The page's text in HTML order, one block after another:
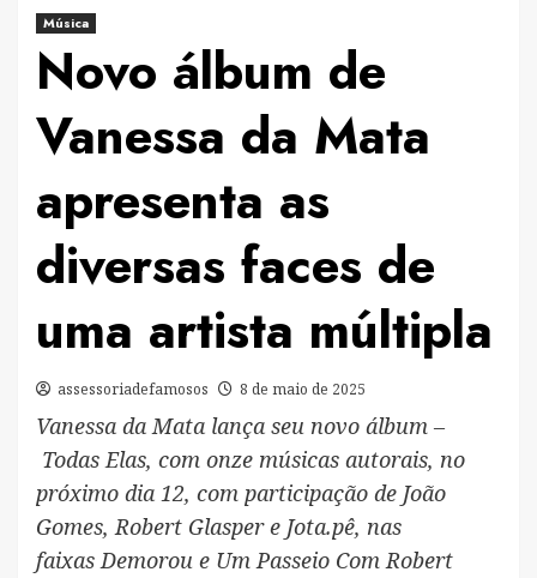
Música
Novo álbum de
Vanessa da Mata
apresenta as
diversas faces de
uma artista múltipla
assessoriadefamosos 8 de maio de 2025
Vanessa da Mata lança seu novo álbum –
Todas Elas, com onze músicas autorais, no
próximo dia 12, com participação de João
Gomes, Robert Glasper e Jota.pê, nas
faixas Demorou e Um Passeio Com Robert